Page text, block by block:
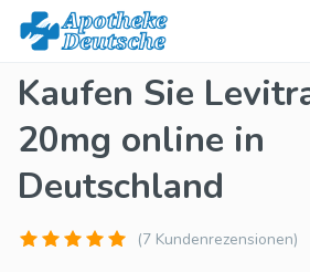
Kaufen Sie
20mg online in
Deutschland
(7 Kundenrezensionen)